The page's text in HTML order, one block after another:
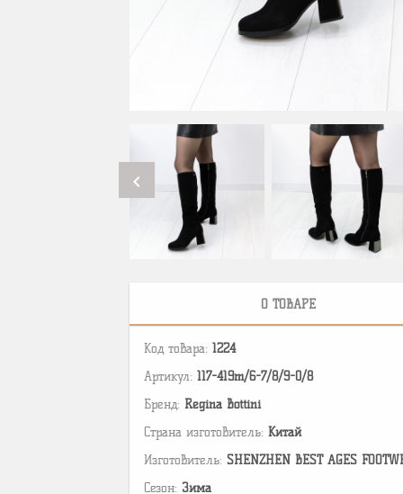
chevron_left
О ТОВАРЕ
Код товара: 1224
Артикул: 117-419m/6-7/8/9-0/8
Бренд: Regina Bottini
Страна изготовитель: Китай
Изготовитель: SHENZHEN BEST AGES
Сезон: Зима